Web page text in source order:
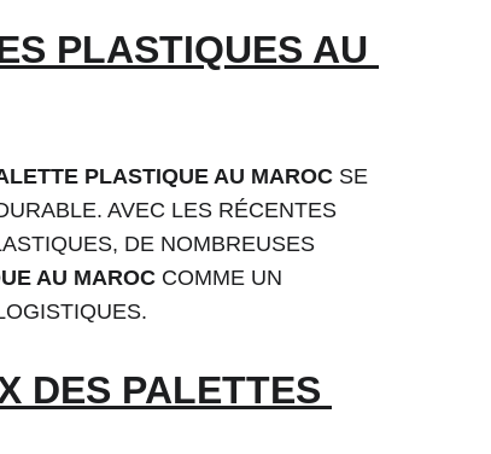
PLASTIQUES AU
PLASTIQUE AU MAROC SE
AVEC LES RÉCENTES
DE NOMBREUSES
AU MAROC COMME UN
DES PALETTES